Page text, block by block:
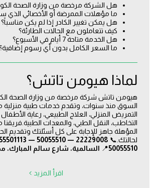
هل الشركة مرخصة من وزارة الصحة
ما مؤهلات الممرضة أو الأخصائي الذي
هل يمكن تغيير الكادر إذا لم يكن مناسباً؟
كيف تتعاملون مع الحالات الطارئة؟
هل الخدمة متاحة 7 أيام في الأسبوع؟
ما السعر الكامل بدون أي رسوم
لماذا هيومن تاتش؟
هيومن تاتش شركة مرخصة من وزارة الصحة
السوق منذ سنوات، وتقدم خدمات طبية منزلية
التمريض المنزلي، العلاج الطبيعي، رعاية
التخاطب، النقل الطبي، والمعدات الطبية.فريقنا
المؤهلة جاهز للإجابة على كل أسئلتك وتقديم
لحالتك.📞 22229008 — 50055510 — 55501113
50055510
📍 السالمية، شارع سالم المبارك،
اقرأ المزيد